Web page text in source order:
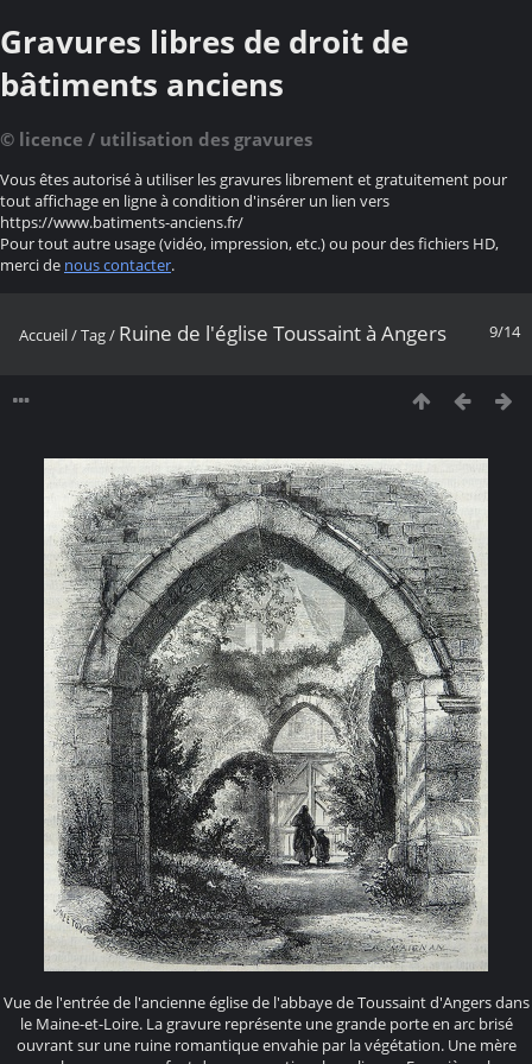
Gravures libres de droit de
bâtiments anciens
© licence / utilisation des gravures
Vous êtes autorisé à utiliser les gravures librement et gratuitement pour
tout affichage en ligne à condition d'insérer un lien vers
https://www.batiments-anciens.fr/
Pour tout autre usage (vidéo, impression, etc.) ou pour des fichiers HD,
merci de nous contacter.
9/14
Accueil/Tag/ Ruine de l'église Toussaint à Angers
Vue de l'entrée de l'ancienne église de l'abbaye de Toussaint d'Angers dans
le Maine-et-Loire. La gravure représente une grande porte en arc brisé
ouvrant sur une ruine romantique envahie par la végétation. Une mère